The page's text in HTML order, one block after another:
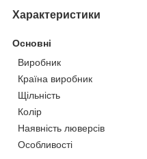
Характеристики
Основні
Виробник
Країна виробник
Щільність
Колір
Наявність люверсів
Особливості